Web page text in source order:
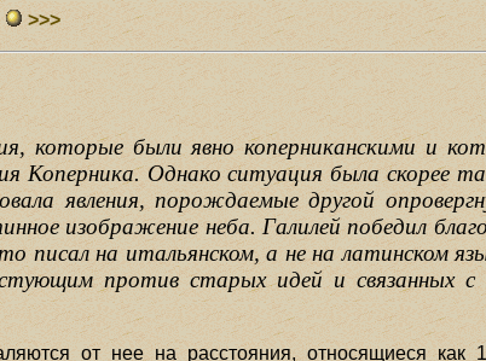
>>>
которые были явно коперниканскими и
Коперника. Однако ситуация была скорее
явления, порождаемые другой
изображение неба. Галилей победил
писал на итальянском, а не на латинском
против старых идей и связанных с
от нее на расстояния, относящиеся как